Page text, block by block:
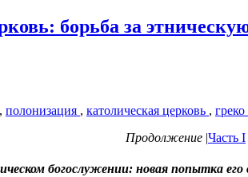
борьба за
, полонизация , католическая церковь ,
Продолжение |Часть I
богослужении: новая попытка его